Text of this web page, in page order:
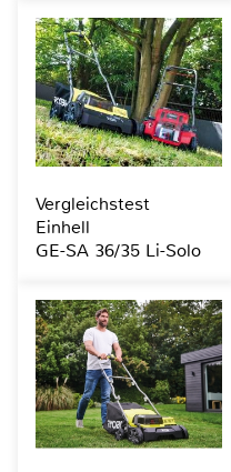
Vergleichstest
Einhell
GE-SA 36/35 Li-Solo